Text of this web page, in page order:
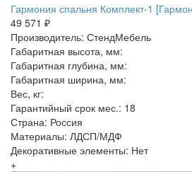
Гармония спальня Комплект-1
49 571 ₽
Производитель: СтендМебель
Габаритная высота, мм:
Габаритная глубина, мм:
Габаритная ширина, мм:
Вес, кг:
Гарантийный срок мес.: 18
Страна: Россия
Материалы: ЛДСП/МДФ
Декоративные элементы: Нет
+